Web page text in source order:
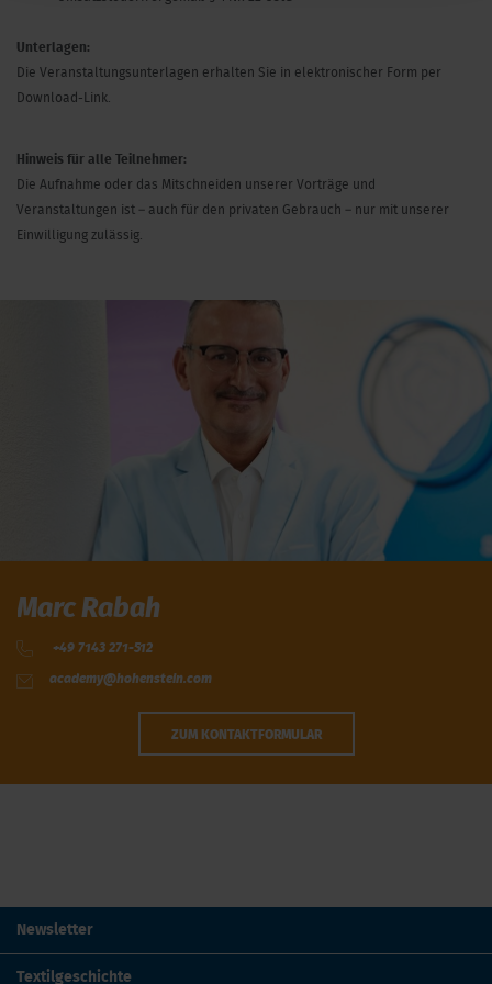
Unterlagen:
Die Veranstaltungsunterlagen erhalten Sie in elektronischer Form per
Download-Link.
Hinweis für alle Teilnehmer:
Die Aufnahme oder das Mitschneiden unserer Vorträge und
Veranstaltungen ist – auch für den privaten Gebrauch – nur mit unserer
Einwilligung zulässig.
Marc Rabah
+49 7143 271-512
academy@hohenstein.com
ZUM KONTAKTFORMULAR
Newsletter
Textilgeschichte